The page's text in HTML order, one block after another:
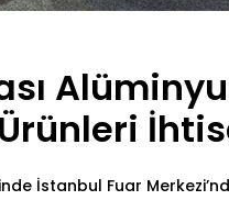
İstanbul Fuar